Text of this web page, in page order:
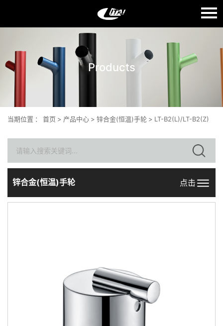
语言： English
产品中心
质量生产
联系我们
Products
当期位置 ： 首页 > 产品中心 > 锌合金(恒温)手轮 > LT-B2(L)/LT-B2(Z)
锌合金(恒温)手轮 点击